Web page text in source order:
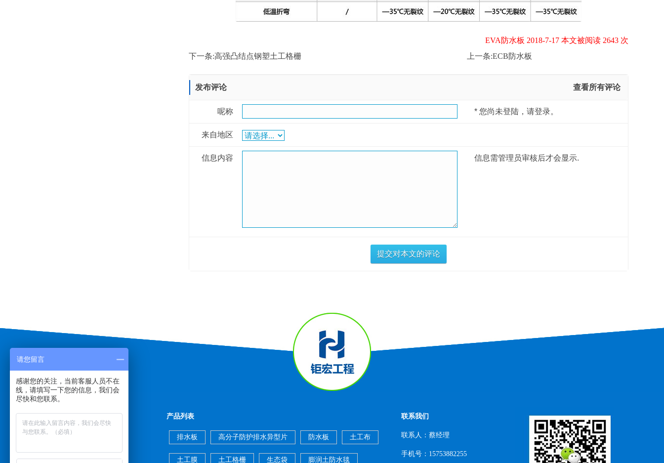
EVA防水板 2018-7-17 本文被阅读 2643 次
下一条:高强凸结点钢塑土工格栅 上一条:ECB防水板
发布评论 查看所有评论
呢称 * 您尚未登陆，请登录。
来自地区
信息内容 信息需管理员审核后才会显示.
网站首页
产品展示 新闻动态
产品列表
排水板 高分子防护排水异型片 防水板 土工布
土工膜 土工格栅 生态袋 膨润土防水毯
联系我们
联系人：蔡经理
手机号：15753882255
请您留言
感谢您的关注，当前客服人员不在
线，请填写一下您的信息，我们会
尽快和您联系。